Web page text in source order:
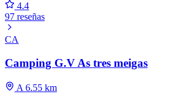
4.4
97 reseñas
CA
Camping G.V As tres meigas
A 6.55 km